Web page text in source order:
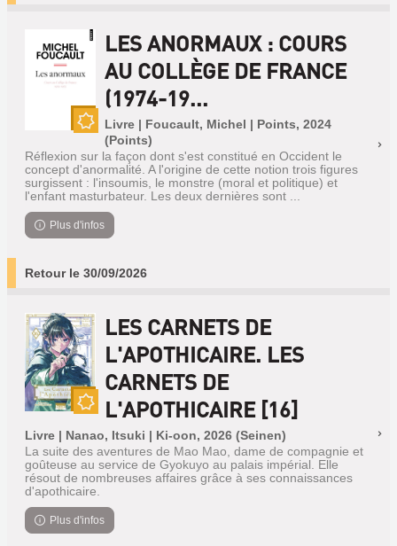
LES ANORMAUX : COURS
AU COLLÈGE DE FRANCE
(1974-19...
Livre | Foucault, Michel | Points, 2024
(Points)
Réflexion sur la façon dont s'est constitué en Occident le
concept d'anormalité. A l'origine de cette notion trois figures
surgissent : l'insoumis, le monstre (moral et politique) et
l'enfant masturbateur. Les deux dernières sont ...
Plus d'infos
Retour le 30/09/2026
LES CARNETS DE
L'APOTHICAIRE. LES
CARNETS DE
L'APOTHICAIRE [16]
Livre | Nanao, Itsuki | Ki-oon, 2026 (Seinen)
La suite des aventures de Mao Mao, dame de compagnie et
goûteuse au service de Gyokuyo au palais impérial. Elle
résout de nombreuses affaires grâce à ses connaissances
d'apothicaire.
Plus d'infos